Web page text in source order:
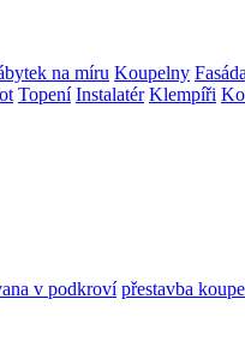
na míru Koupelny Fasáda
Topení Instalatér Klempíři
v podkroví přestavba